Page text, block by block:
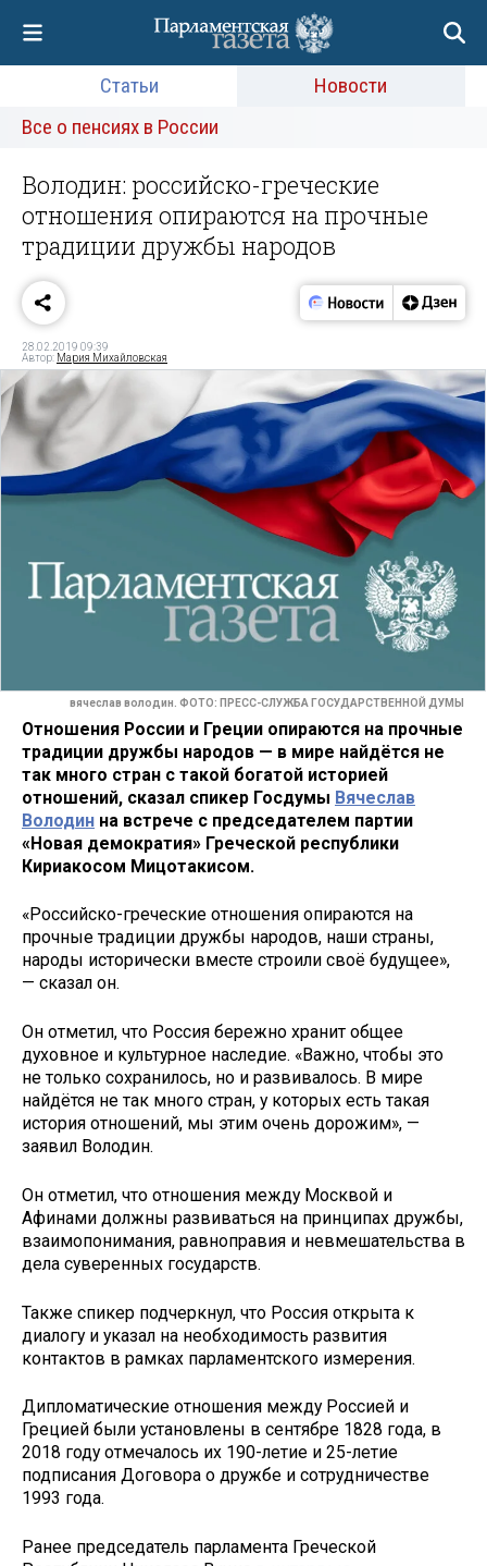
Статьи
Новости
Все о пенсиях в России
Володин: российско-греческие
отношения опираются на прочные
традиции дружбы народов
28.02.2019 09:39
Автор: Мария Михайловская
вячеслав володин. ФОТО: ПРЕСС-СЛУЖБА ГОСУДАРСТВЕННОЙ ДУМЫ
Отношения России и Греции опираются на прочные
традиции дружбы народов — в мире найдётся не
так много стран с такой богатой историей
отношений, сказал спикер Госдумы Вячеслав
Володин на встрече с председателем партии
«Новая демократия» Греческой республики
Кириакосом Мицотакисом.
«Российско-греческие отношения опираются на
прочные традиции дружбы народов, наши страны,
народы исторически вместе строили своё будущее»,
— сказал он.
Он отметил, что Россия бережно хранит общее
духовное и культурное наследие. «Важно, чтобы это
не только сохранилось, но и развивалось. В мире
найдётся не так много стран, у которых есть такая
история отношений, мы этим очень дорожим», —
заявил Володин.
Он отметил, что отношения между Москвой и
Афинами должны развиваться на принципах дружбы,
взаимопонимания, равноправия и невмешательства в
дела суверенных государств.
Также спикер подчеркнул, что Россия открыта к
диалогу и указал на необходимость развития
контактов в рамках парламентского измерения.
Дипломатические отношения между Россией и
Грецией были установлены в сентябре 1828 года, в
2018 году отмечалось их 190-летие и 25-летие
подписания Договора о дружбе и сотрудничестве
1993 года.
Ранее председатель парламента Греческой